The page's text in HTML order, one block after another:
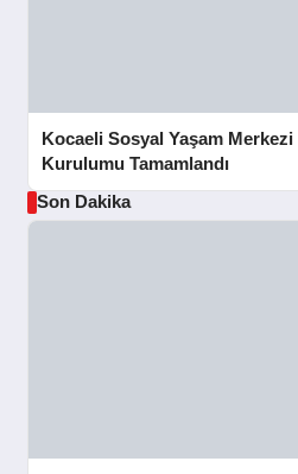
Kocaeli Sosyal Yaşam Merkezi
Kurulumu Tamamlandı
Son Dakika